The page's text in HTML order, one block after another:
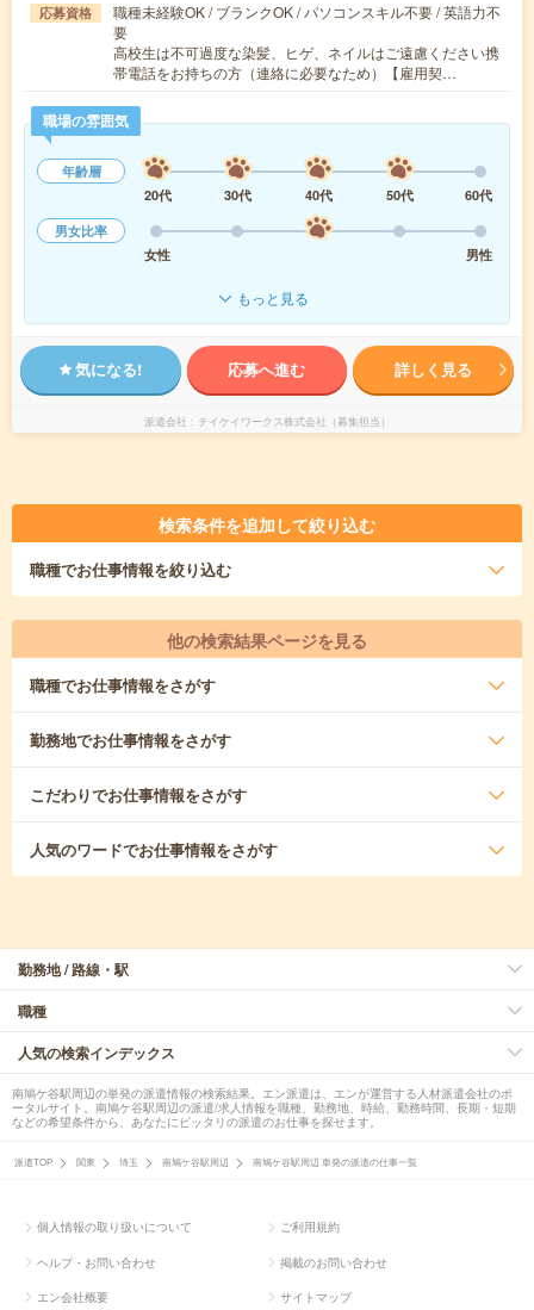
応募資格
職種未経験OK / ブランクOK / パソコンスキル不要 / 英語力不
要
高校生は不可過度な染髪、ヒゲ、ネイルはご遠慮ください携
帯電話をお持ちの方（連絡に必要なため）【雇用契…
職場の雰囲気
年齢層
20代
30代 40代 50代
60代
男女比率
女性
男性
もっと見る
気になる! 応募へ進む 詳しく見る
派遣会社 テイケイワークス株式会社（募集担当）
検索条件を追加して絞り込む
職種でお仕事情報を絞り込む
他の検索結果ページを見る
職種でお仕事情報をさがす
勤務地でお仕事情報をさがす
こだわりでお仕事情報をさがす
人気のワードでお仕事情報をさがす
勤務地 / 路線・駅
職種
人気の検索インデックス
南鳩ケ谷駅周辺の単発の派遣情報の検索結果。エン派遣は、エンが運営する人材派遣会社のポ
ータルサイト。南鳩ケ谷駅周辺の派遣/求人情報を職種、勤務地、時給、勤務時間、長期・短期
などの希望条件から、あなたにピッタリの派遣のお仕事を探せます。
派遣TOP 関東 埼玉 南鳩ケ谷駅周辺 南鳩ケ谷駅周辺 単発の派遣の仕事一覧
個人情報の取り扱いについて ご利用規約
ヘルプ・お問い合わせ 掲載のお問い合わせ
エン会社概要 サイトマップ